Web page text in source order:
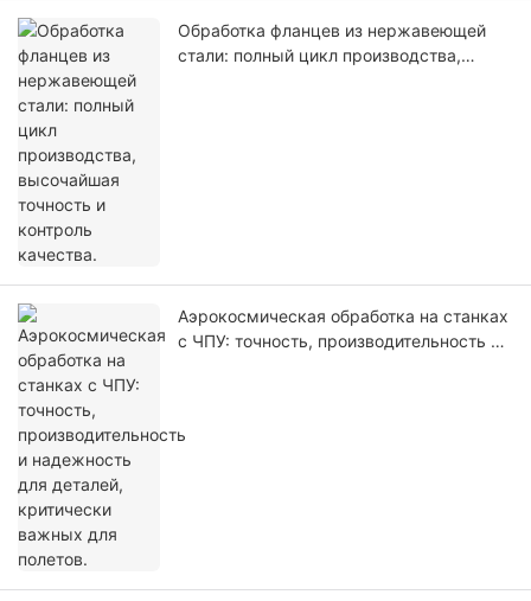
Обработка фланцев из нержавеющей
стали: полный цикл производства,
Аэрокосмическая обработка на станках
с ЧПУ: точность, производительность и